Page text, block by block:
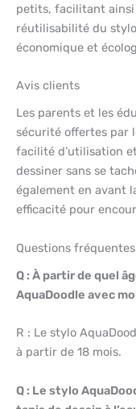
petits, facilitant ainsi
réutilisabilité du
économique et
Avis clients
Les parents et les
sécurité offertes par
facilité d’utilisation
dessiner sans se
également en avant
efficacité pour
Questions fréquentes
Q : À partir de quel
AquaDoodle avec
R : Le stylo
à partir de 18 mois.
Q : Le stylo